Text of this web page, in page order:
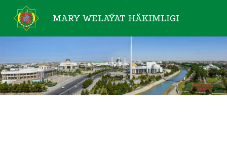
MARY WELAÝAT HÄKIMLIGI